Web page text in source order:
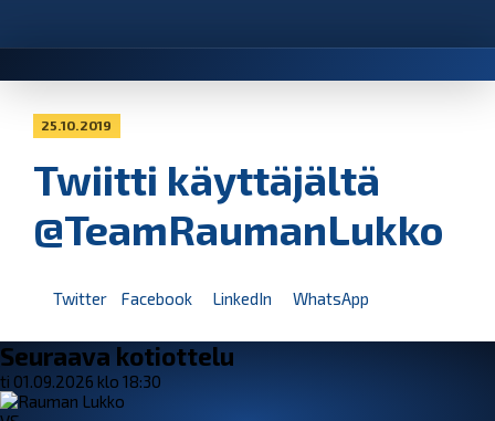
25.10.2019
Twiitti käyttäjältä
@TeamRaumanLukko
Twitter Facebook LinkedIn WhatsApp
Seuraava kotiottelu
ti 01.09.2026 klo 18:30